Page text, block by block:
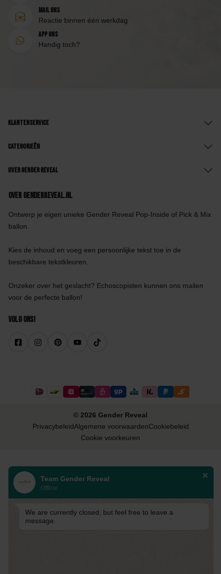
Mail ons
Reactie binnen één werkdag
App ons
Handig toch?
Klantenservice
Categorieën
Over Gender Reveal
Over GenderReveal.nl
Ontwerp je eigen unieke Gender Reveal Pop-Inside of Pick & Mix
ballon.
Kies de inhoud en voeg een persoonlijke tekst toe in de
beschikbare tekstkleuren.
Onzeker over het geslacht? Echoscopisten kunnen ons mailen
voor de perfecte ballon!
Volg ons!
© 2026 Gender Reveal
PrivacybeleidAlgemene voorwaardenCookiebeleid
Cookie voorkeuren
Team Gender Reveal
Offline
We are currently closed, but feel free to leave a
message.